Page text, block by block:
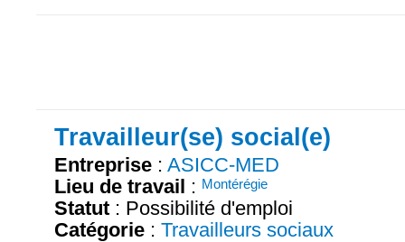
Travailleur(se) social(e)
Entreprise : ASICC-MED
Lieu de travail : Montérégie
Statut : Possibilité d'emploi
Catégorie : Travailleurs sociaux